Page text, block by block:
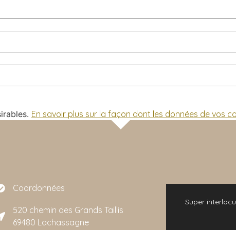
En savoir plus sur la façon dont les données de vos
Coordonnées
520 chemin des Grands Taillis
69480 Lachassagne
remarquable et son rapport qualité/prix est
imbattable.
Super